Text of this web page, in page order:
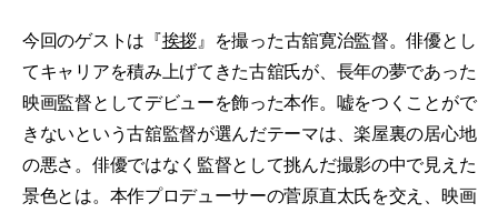
今回のゲストは『挨拶』を撮った古舘寛治監督。俳優とし
てキャリアを積み上げてきた古舘氏が、長年の夢であった
映画監督としてデビューを飾った本作。嘘をつくことがで
きないという古舘監督が選んだテーマは、楽屋裏の居心地
の悪さ。俳優ではなく監督として挑んだ撮影の中で見えた
景色とは。本作プロデューサーの菅原直太氏を交え、映画